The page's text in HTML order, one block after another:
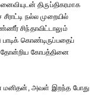
திருப்திகரமாக
நல்ல முறையில்
சிந்தாவிட்டாலும்
கொண்டிருப்பதைப்
தோன்றிய கோபத்தினை
மனிதன், அவள் இறந்த போது